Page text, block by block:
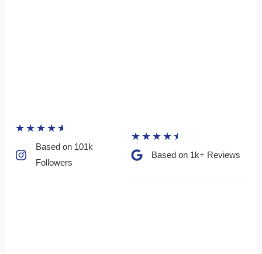
★ ★ ★ ★ ★
Based on 101k
Followers​
★ ★ ★ ★ ★
Based on 1k+ Reviews​